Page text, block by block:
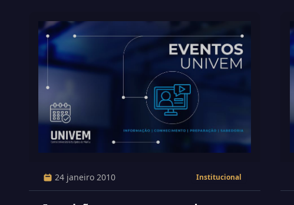
24 janeiro 2010 Institucional